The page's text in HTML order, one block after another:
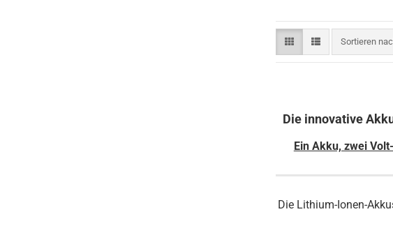
Sortieren
Sortieren
Die innovative
Ein Akku, zwei
Die Lithium-Ionen-